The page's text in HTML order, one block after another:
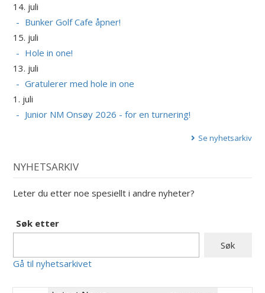
14. juli
Bunker Golf Cafe åpner!
15. juli
Hole in one!
13. juli
Gratulerer med hole in one
1. juli
Junior NM Onsøy 2026 - for en turnering!
Se nyhetsarkiv
NYHETSARKIV
Leter du etter noe spesiellt i andre nyheter?
Søk etter
Gå til nyhetsarkivet